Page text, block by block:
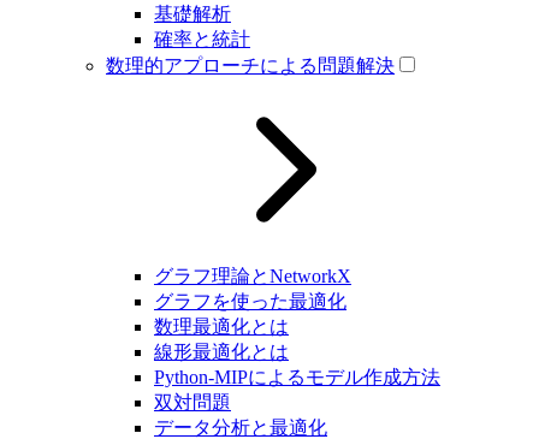
基礎解析
確率と統計
数理的アプローチによる問題解決
グラフ理論とNetworkX
グラフを使った最適化
数理最適化とは
線形最適化とは
Python-MIPによるモデル作成方法
双対問題
データ分析と最適化